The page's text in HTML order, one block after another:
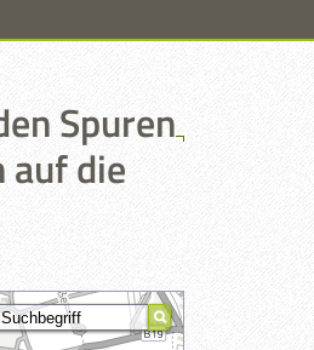
Spuren
auf die